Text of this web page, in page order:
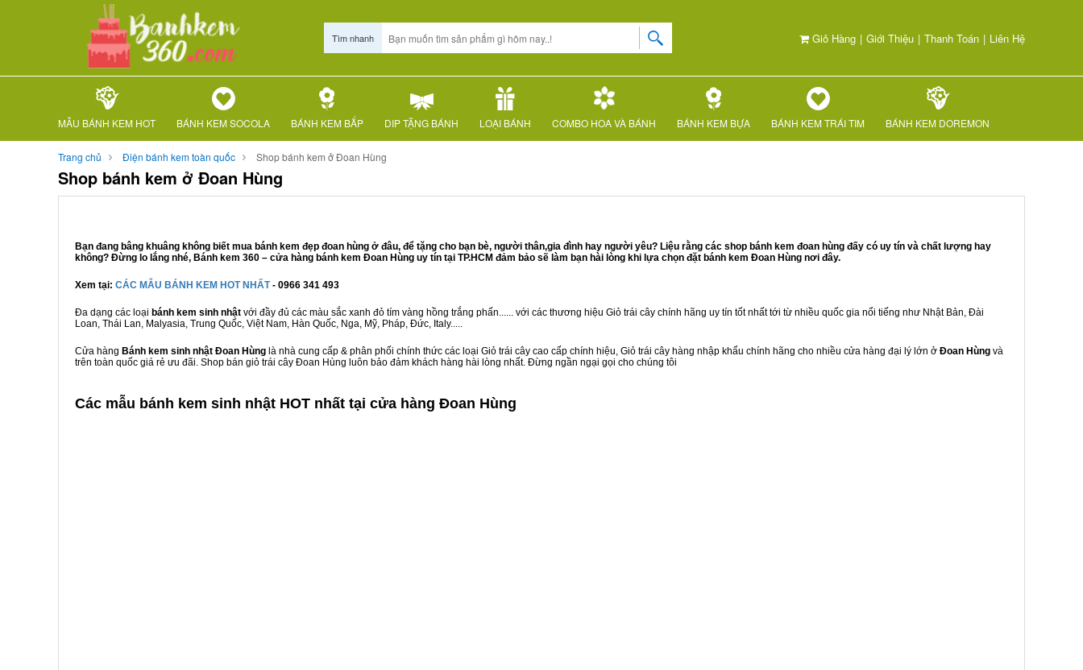
Giỏ Hàng | Giới Thiệu | Thanh Toán | Liên Hệ
Tìm nhanh
MẪU BÁNH KEM HOT BÁNH KEM SOCOLA BÁNH KEM BẮP DIP TẶNG BÁNH LOẠI BÁNH COMBO HOA VÀ BÁNH BÁNH KEM BỰA BÁNH KEM TRÁI TIM BÁNH KEM DOREMON
Trang chủ Điện bánh kem toàn quốc Shop bánh kem ở Đoan Hùng
Shop bánh kem ở Đoan Hùng
Bạn đang bâng khuâng không biết mua bánh kem đẹp đoan hùng ở đâu, để tặng cho bạn bè, người thân,gia đình hay người yêu? Liệu rằng các shop bánh kem đoan hùng đấy có uy tín và chất lượng hay
không? Đừng lo lắng nhé, Bánh kem 360 – cửa hàng bánh kem Đoan Hùng uy tín tại TP.HCM đảm bảo sẽ làm bạn hài lòng khi lựa chọn đặt bánh kem Đoan Hùng nơi đây.
Xem tại: CÁC MẪU BÁNH KEM HOT NHẤT- 0966 341 493
Đa dạng các loại bánh kem sinh nhật với đầy đủ các màu sắc xanh đỏ tím vàng hồng trắng phấn...... với các thương hiệu Giỏ trái cây chính hãng uy tín tốt nhất tới từ nhiều quốc gia nổi tiếng như Nhật Bản, Đài
Loan, Thái Lan, Malyasia, Trung Quốc, Việt Nam, Hàn Quốc, Nga, Mỹ, Pháp, Đức, Italy.....
Cửa hàng Bánh kem sinh nhật Đoan Hùng là nhà cung cấp & phân phối chính thức các loại Giỏ trái cây cao cấp chính hiệu, Giỏ trái cây hàng nhập khẩu chính hãng cho nhiều cửa hàng đại lý lớn ở Đoan Hùng và
trên toàn quốc giá rẻ ưu đãi. Shop bán giỏ trái cây Đoan Hùng luôn bảo đảm khách hàng hài lòng nhất. Đừng ngần ngại gọi cho chúng tôi
Các mẫu bánh kem sinh nhật HOT nhất tại cửa hàng Đoan Hùng